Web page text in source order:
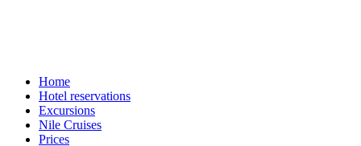
Home
Hotel reservations
Excursions
Nile Cruises
Prices